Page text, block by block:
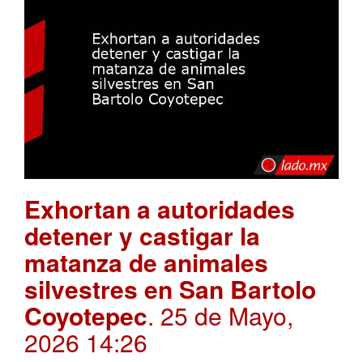
Exhortan a autoridades
detener y castigar la
matanza de animales
silvestres en San Bartolo
Coyotepec. 25 de Mayo,
2026 14:26